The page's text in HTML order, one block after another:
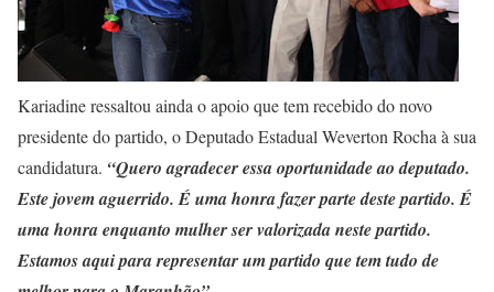
Kariadine ressaltou ainda o apoio que tem recebido do novo
presidente do partido, o Deputado Estadual Weverton Rocha à sua
candidatura. “Quero agradecer essa oportunidade ao deputado.
Este jovem aguerrido. É uma honra fazer parte deste partido. É
uma honra enquanto mulher ser valorizada neste partido.
Estamos aqui para representar um partido que tem tudo de